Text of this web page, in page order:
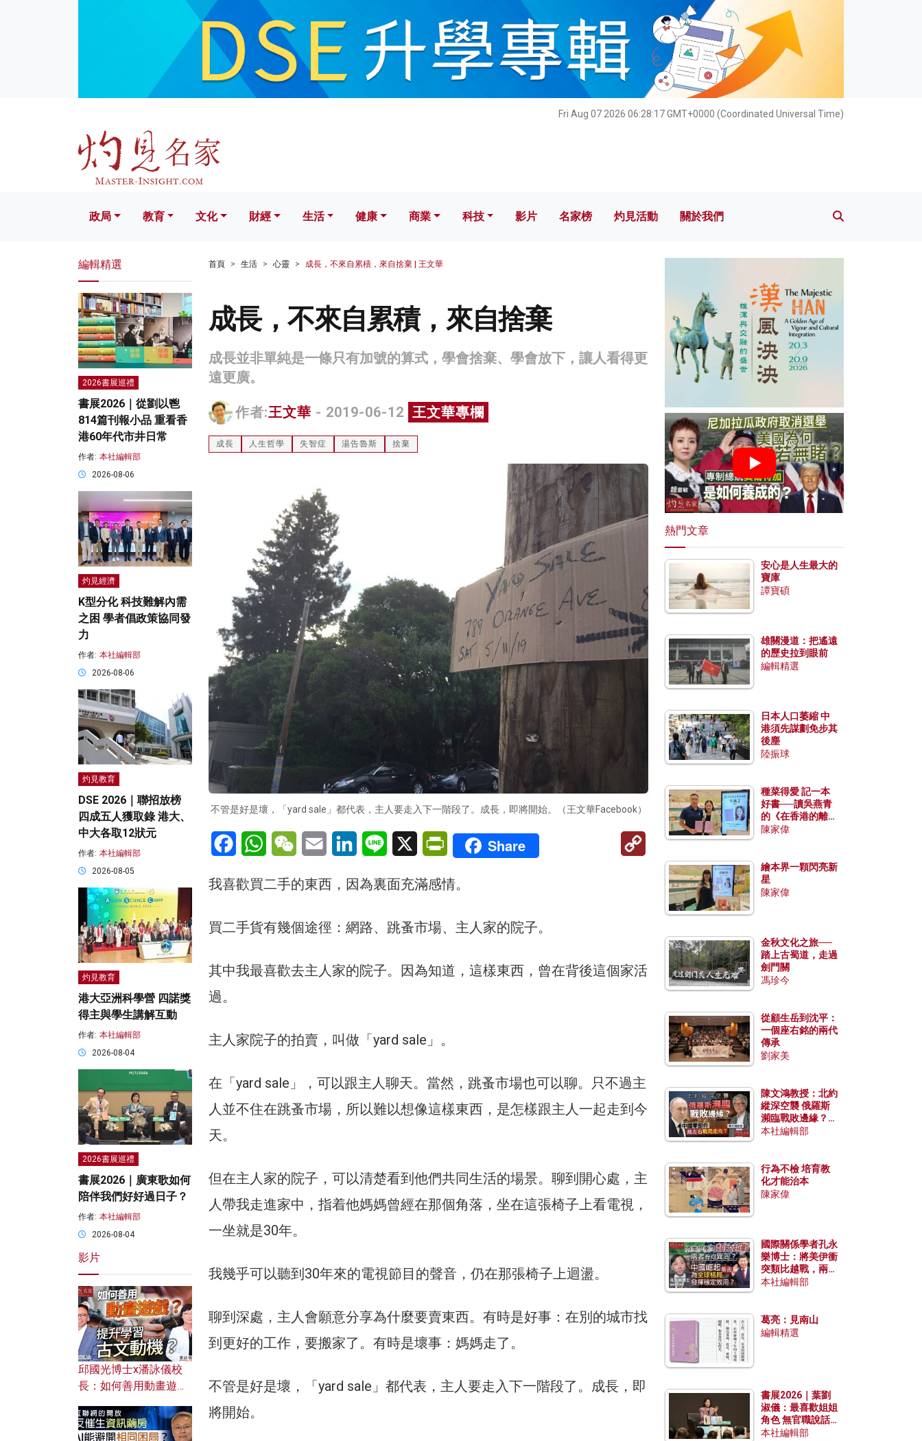
Fri Aug 07 2026 06:28:19 GMT+0000 (Coordinated Universal Time)
文化 財經 生活 健康 科技 影片 名家榜 灼見活動 關於我們
政局 教育 文化 財經 生活 健康 商業 科技 影片 名家榜 灼見活動 關於我們
首頁 生活 心靈 成長，不來自累積，來自捨棄 | 王文華
成長，不來自累積，來自捨棄
成長並非單純是一條只有加號的算式，學會捨棄、學會放下，讓人看得更
遠更廣。
作者:王文華 - 2019-06-12 王文華專欄
成長 人生哲學 失智症 湯告魯斯 捨棄
不管是好是壞，「yard sale」都代表，主人要走入下一階段了。成長，即將開始。（王文華Facebook）
FacebookWhatsAppWeChatEmail LinkedInLine X PrintFriendly
Share
Copy
我喜歡買二手的東西，因為裏面充滿感情。
買二手貨有幾個途徑：網路、跳蚤市場、主人家的院子。
其中我最喜歡去主人家的院子。因為知道，這樣東西，曾在背後這個家活
過。
主人家院子的拍賣，叫做「yard sale」。
在「yard sale」，可以跟主人聊天。當然，跳蚤市場也可以聊。只不過主
人並不住在跳蚤市場，所以難以想像這樣東西，是怎樣跟主人一起走到今
天。
但在主人家的院子，可以清楚看到他們共同生活的場景。聊到開心處，主
人帶我走進家中，指着他媽媽曾經在那個角落，坐在這張椅子上看電視，
一坐就是30年。
我幾乎可以聽到30年來的電視節目的聲音，仍在那張椅子上迴盪。
聊到深處，主人會願意分享為什麼要賣東西。有時是好事：在別的城市找
到更好的工作，要搬家了。有時是壞事：媽媽走了。
不管是好是壞，「yard sale」都代表，主人要走入下一階段了。成長，即
將開始。
編輯精選
2026書展巡禮
書展2026｜從劉以鬯
814篇刊報小品 重看香
港60年代市井日常
作者: 本社編輯部
2026-08-06
灼見經濟
K型分化 科技難解內需
之困 學者倡政策協同發
力
作者: 本社編輯部
2026-08-06
灼見教育
DSE 2026｜聯招放榜
四成五人獲取錄 港大、
中大各取12狀元
作者: 本社編輯部
2026-08-05
灼見教育
港大亞洲科學營 四諾獎
得主與學生講解互動
作者: 本社編輯部
2026-08-04
2026書展巡禮
書展2026｜廣東歌如何
陪伴我們好好過日子？
作者: 本社編輯部
2026-08-04
影片
邱國光博士x潘詠儀校
長：如何善用動畫遊戲
熱門文章
安心是人生最大的
寶庫
譚寶碩
雄關漫道：把遙遠
的歷史拉到眼前
編輯精選
日本人口萎縮 中
港須先謀劃免步其
後塵
陸振球
種菜得愛 記一本
好書──讀吳燕青
的《在香港的離島
種菜》
陳家偉
繪本界一顆閃亮新
星
陳家偉
金秋文化之旅──
踏上古蜀道，走過
劍門關
馮珍今
從顧生岳到沈平：
一個座右銘的兩代
傳承
劉家美
陳文鴻教授：北約
縱深空襲 俄羅斯
瀕臨戰敗邊緣？中
國零部件能左右戰
本社編輯部
行為不檢 培育教
化才能治本
陳家偉
國際關係學者孔永
樂博士：將美伊衝
突類比越戰，兩者
有何異同？中國崛
本社編輯部
葛亮：見南山
編輯精選
書展2026｜葉劉
淑儀：最喜歡姐姐
角色 無官職說話
包袱少
本社編輯部